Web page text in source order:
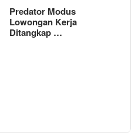
Predator Modus
Lowongan Kerja
Ditangkap …